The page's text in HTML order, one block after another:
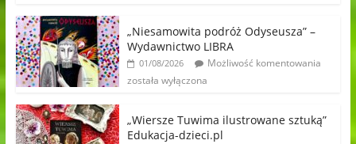
„Niesamowita podróż Odyseusza” –
Wydawnictwo LIBRA
01/08/2026
Możliwość komentowania
została wyłączona
„Wiersze Tuwima ilustrowane sztuką”
Edukacja-dzieci.pl